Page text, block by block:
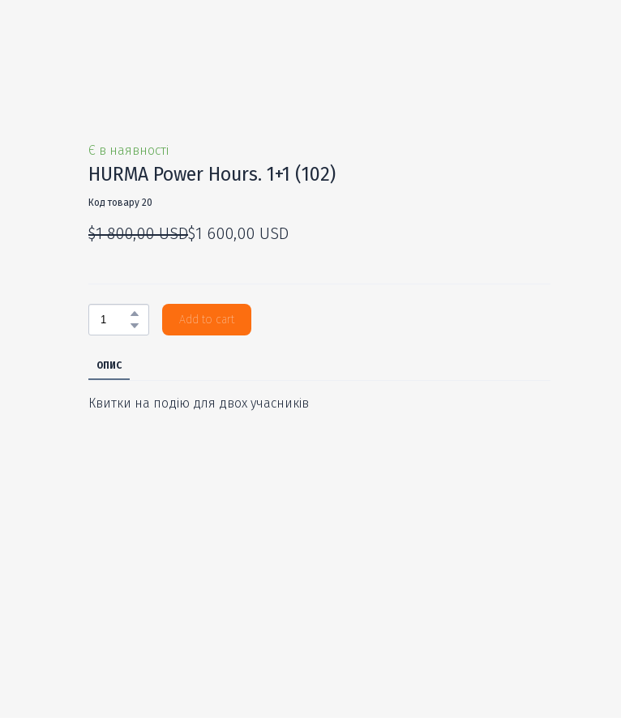
Є в наявності
HURMA Power Hours. 1+1 (102)
Код товару 20
$1 800,00 USD$1 600,00 USD
Add to cart
ОПИС
Квитки на подію для двох учасників